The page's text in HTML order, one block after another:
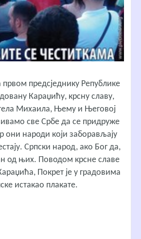
првом предсједнику Републике
Караџићу, крсну славу,
Михаила, Њему и Његовој
све Србе да се придруже
они народи који заборављају
Српски народ, ако Бог да,
од њих. Поводом крсне славе
Покрет је у градовима
истакао плакате.